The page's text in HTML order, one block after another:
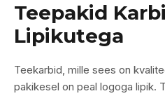
Teepakid
Lipikutega
Teekarbid, mille sees on
pakikesel on peal logoga lipik.